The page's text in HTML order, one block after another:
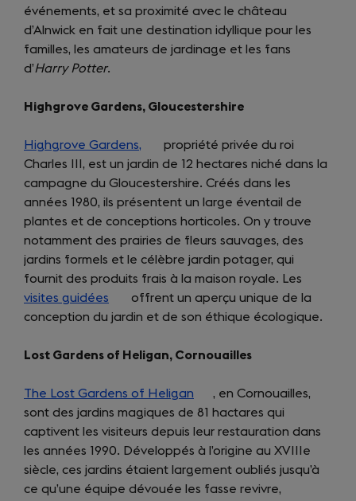
événements, et sa proximité avec le château
d’Alnwick en fait une destination idyllique pour les
familles, les amateurs de jardinage et les fans
d’Harry Potter.
Highgrove Gardens, Gloucestershire
Highgrove Gardens, (opens
in
a
new
tab)
propriété privée du roi
Charles III, est un jardin de 12 hectares niché dans la
campagne du Gloucestershire. Créés dans les
années 1980, ils présentent un large éventail de
plantes et de conceptions horticoles. On y trouve
notamment des prairies de fleurs sauvages, des
jardins formels et le célèbre jardin potager, qui
fournit des produits frais à la maison royale. Les
visites guidées (opens
in
new
offrent un aperçu unique de la
conception du jardin et de son éthique écologique.
Lost Gardens of Heligan, Cornouailles
The Lost Gardens of Heligan (opens
in
a
new
tab)
, en Cornouailles,
sont des jardins magiques de 81 hactares qui
captivent les visiteurs depuis leur restauration dans
les années 1990. Développés à l’origine au XVIIIe
siècle, ces jardins étaient largement oubliés jusqu’à
ce qu’une équipe dévouée les fasse revivre,